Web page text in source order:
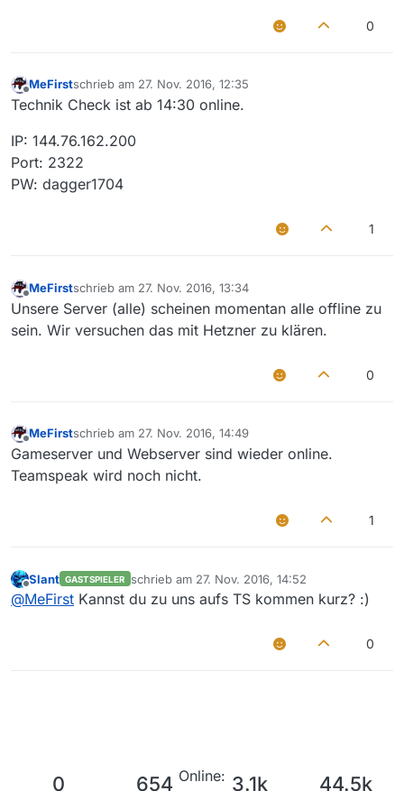
0
Offline
MeFirstschrieb am 27. Nov. 2016, 12:35
zuletzt editiert von
Technik Check ist ab 14:30 online.
IP: 144.76.162.200
Port: 2322
PW: dagger1704
1
Offline
MeFirstschrieb am 27. Nov. 2016, 13:34
zuletzt editiert von
Unsere Server (alle) scheinen momentan alle offline zu
sein. Wir versuchen das mit Hetzner zu klären.
0
MeFirstschrieb am 27. Nov. 2016, 14:49
zuletzt editiert von
Gameserver und Webserver sind wieder online.
Teamspeak wird noch nicht.
1
Offline
Slant GASTSPIELER schrieb am 27. Nov. 2016, 14:52
zuletzt editiert von
@MeFirst Kannst du zu uns aufs TS kommen kurz? :)
0
Online:
0 654 3.1k 44.5k